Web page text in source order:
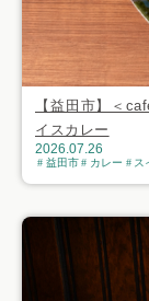
【益田市】＜
イスカレー
2026.07.26
益田市 カレー ス